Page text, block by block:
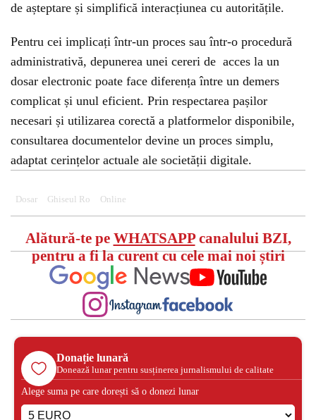
de așteptare și simplifică interacțiunea cu autoritățile.
Pentru cei implicați într-un proces sau într-o procedură
administrativă, depunerea unei cereri de acces la un
dosar electronic poate face diferența între un demers
complicat și unul eficient. Prin respectarea pașilor
necesari și utilizarea corectă a platformelor disponibile,
consultarea documentelor devine un proces simplu,
adaptat cerințelor actuale ale societății digitale.
Dosar Ghiseul Ro Online
Alătură-te pe WHATSAPPcanalului BZI,
pentru a fi la curent cu cele mai noi știri
Donație lunară
Donează lunar pentru susținerea jurnalismului de calitate
Alege suma pe care dorești să o donezi lunar